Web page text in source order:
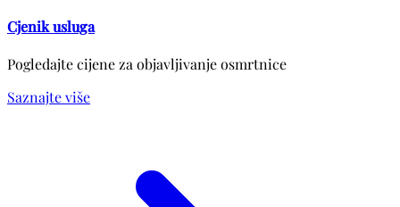
Cjenik usluga
Pogledajte cijene za objavljivanje osmrtnice
Saznajte više